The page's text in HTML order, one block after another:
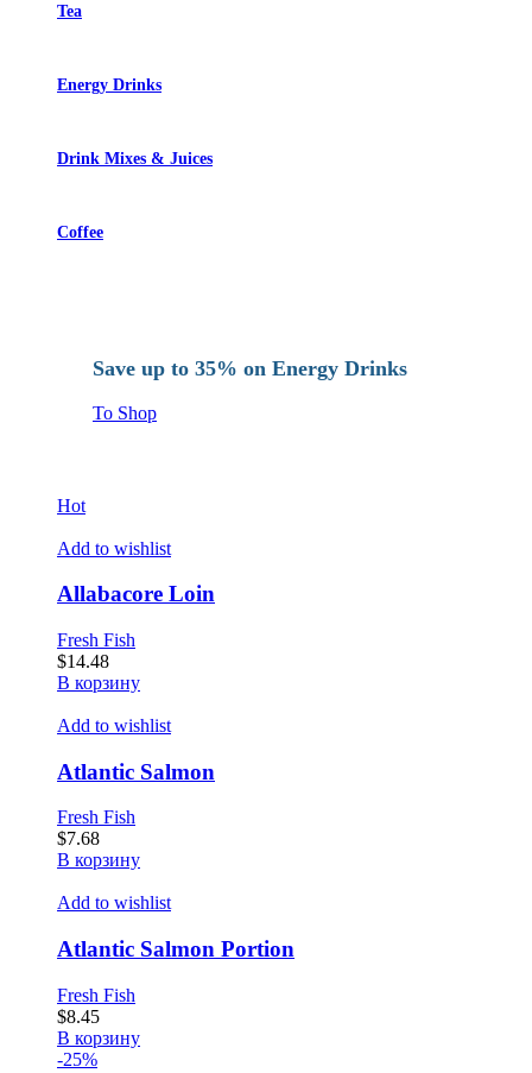
Tea
Energy Drinks
Drink Mixes & Juices
Coffee
Save up to 35% on Energy Drinks
To Shop
Hot
Add to wishlist
Allabacore Loin
Fresh Fish
$14.48
В корзину
Add to wishlist
Atlantic Salmon
Fresh Fish
$7.68
В корзину
Add to wishlist
Atlantic Salmon Portion
Fresh Fish
$8.45
В корзину
-25%